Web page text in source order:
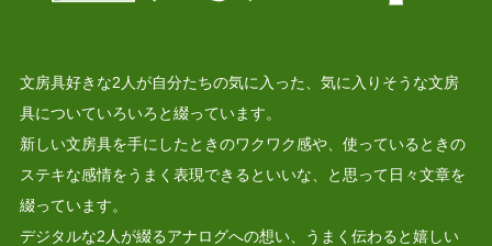
文房具好きな2人が自分たちの気に入った、気に入りそうな文房
具についていろいろと綴っています。
新しい文房具を手にしたときのワクワク感や、使っているときの
ステキな感情をうまく表現できるといいな、と思って日々文章を
綴っています。
デジタルな2人が綴るアナログへの想い、うまく伝わると嬉しい